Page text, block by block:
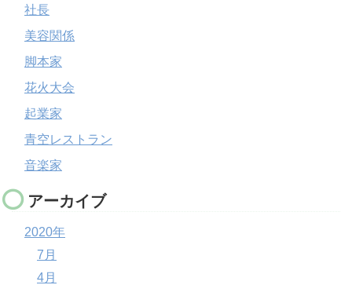
社長
美容関係
脚本家
花火大会
起業家
青空レストラン
音楽家
アーカイブ
2020年
7月
4月